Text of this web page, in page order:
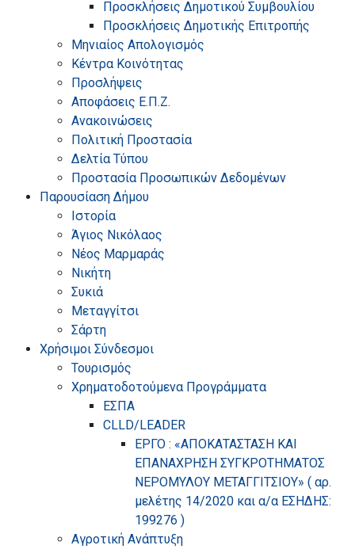
Προσκλήσεις Δημοτικού Συμβουλίου
Προσκλήσεις Δημοτικής Επιτροπής
Μηνιαίος Απολογισμός
Κέντρα Κοινότητας
Προσλήψεις
Αποφάσεις Ε.Π.Ζ.
Ανακοινώσεις
Πολιτική Προστασία
Δελτία Τύπου
Προστασία Προσωπικών Δεδομένων
Παρουσίαση Δήμου
Ιστορία
Άγιος Νικόλαος
Νέος Μαρμαράς
Νικήτη
Συκιά
Μεταγγίτσι
Σάρτη
Χρήσιμοι Σύνδεσμοι
Τουρισμός
Χρηματοδοτούμενα Προγράμματα
ΕΣΠΑ
CLLD/LEADER
ΕΡΓΟ : «ΑΠΟΚΑΤΑΣΤΑΣΗ ΚΑΙ
ΕΠΑΝΑΧΡΗΣΗ ΣΥΓΚΡΟΤΗΜΑΤΟΣ
ΝΕΡΟΜΥΛΟΥ ΜΕΤΑΓΓΙΤΣΙΟΥ» ( αρ.
μελέτης 14/2020 και α/α ΕΣΗΔΗΣ:
199276 )
Αγροτική Ανάπτυξη